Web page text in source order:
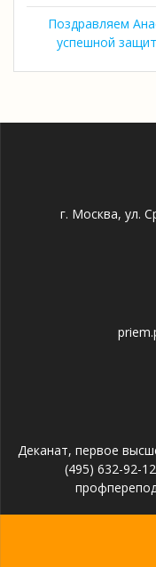
Поздравляем
успешной
г. Москва, ул.
Деканат, первое
(495) 632-92-